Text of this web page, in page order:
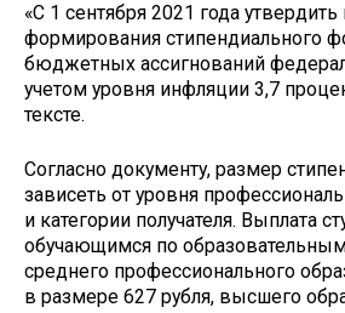
«С 1 сентября 2021 года
формирования стипендиального
бюджетных ассигнований
учетом уровня инфляции 3,7
тексте.
Согласно документу, размер
зависеть от уровня
и категории получателя. Выплата
обучающимся по
среднего профессионального
в размере 627 рубля, высшего